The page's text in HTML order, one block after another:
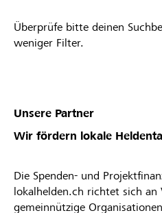
Überprüfe bitte deinen
weniger Filter.
Unsere Partner
Wir fördern lokale
Die Spenden- und
lokalhelden.ch richtet sich an
gemeinnützige